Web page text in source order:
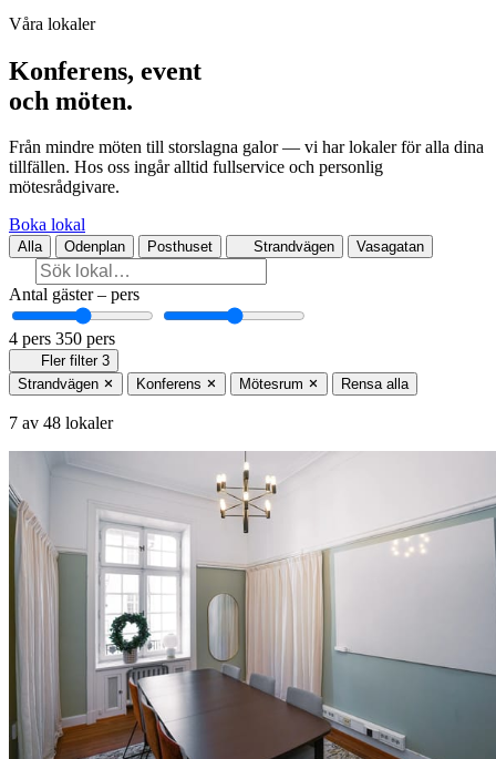
Våra lokaler
Konferens, event
och möten.
Från mindre möten till storslagna galor — vi har lokaler för alla dina
tillfällen. Hos oss ingår alltid fullservice och personlig
mötesrådgivare.
Boka lokal
Alla Odenplan Posthuset Strandvägen Vasagatan
Antal gäster– pers
4 pers 350 pers
Fler filter 3
Strandvägen
Konferens Mötesrum Rensa alla
7 av 48 lokaler